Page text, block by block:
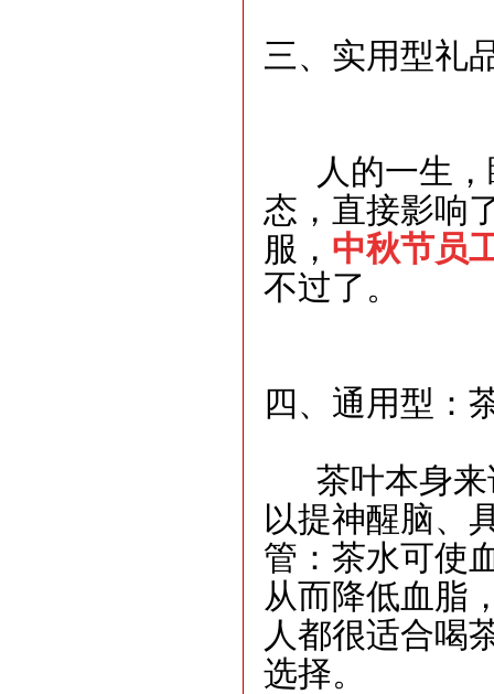
三、实用型礼
人的一生，
态，直接影响
服， 中秋节员
不过了。
四、通用型：
茶叶本身来
以提神醒脑、
管：茶水可使
从而降低血脂
人都很适合喝
选择。